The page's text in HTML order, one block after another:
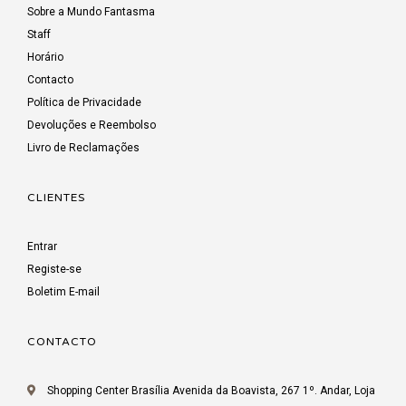
Sobre a Mundo Fantasma
Staff
Horário
Contacto
Política de Privacidade
Devoluções e Reembolso
Livro de Reclamações
CLIENTES
Entrar
Registe-se
Boletim E-mail
CONTACTO
Shopping Center Brasília Avenida da Boavista, 267 1º. Andar, Loja